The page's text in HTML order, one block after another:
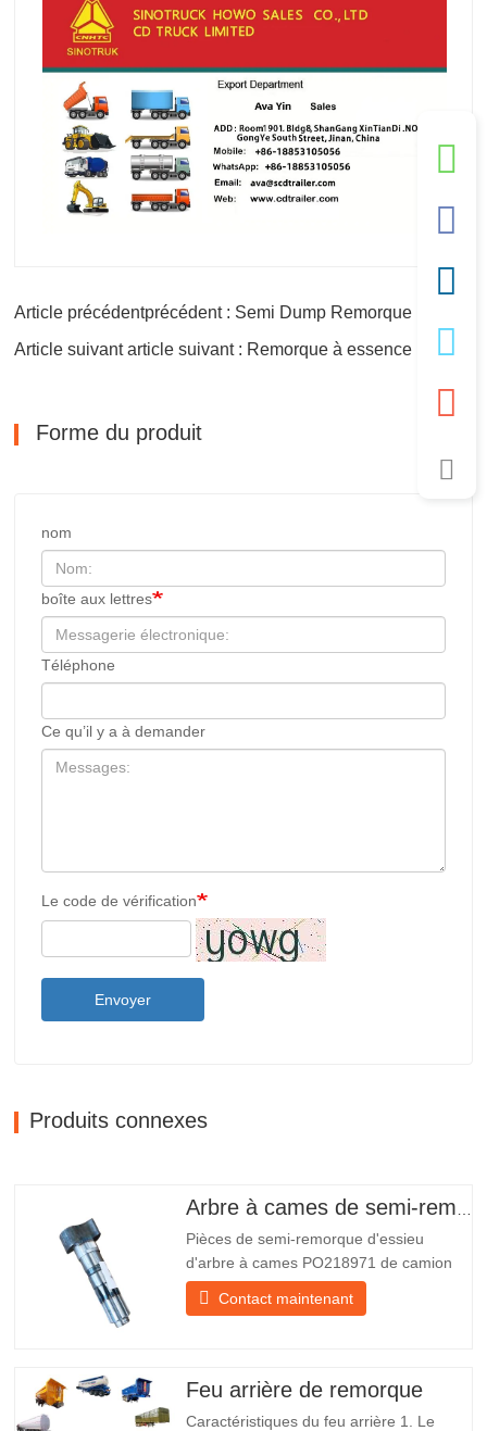
Article précédentprécédent : Semi Dump Remorque
Article suivant article suivant : Remorque à essence
Forme du produit
nom
boîte aux lettres
Téléphone
Ce qu’il y a à demander
Le code de vérification
Envoyer
Produits connexes
Arbre à cames de semi-remorque
Pièces de semi-remorque d'essieu
d'arbre à cames PO218971 de camion
chinois à vendre Caractéristiques Produit
Pièces de rechange pour remorque
expédition À propos de nous Chengda
Group est un fabricant chinois de…
Contact maintenant
Feu arrière de remorque
Caractéristiques du feu arrière 1. Le